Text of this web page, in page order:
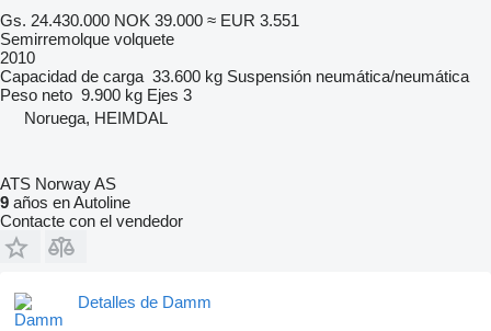
Gs. 24.430.000 NOK 39.000 ≈ EUR 3.551
Semirremolque volquete
2010
Capacidad de carga 33.600 kg Suspensión neumática/neumática
Peso neto 9.900 kg Ejes 3
Noruega, HEIMDAL
ATS Norway AS
9 años en Autoline
Contacte con el vendedor
Detalles de Damm